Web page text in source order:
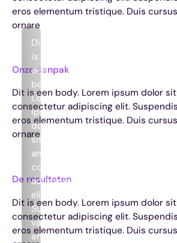
eros elementum tristique. Duis
ornare
Onze aanpak
Dit is een body. Lorem ipsum dolor
consectetur adipiscing elit.
eros elementum tristique. Duis
ornare
De resultaten
Dit is een body. Lorem ipsum dolor
consectetur adipiscing elit.
eros elementum tristique. Duis
Dit
is
een
body.
Lorem
ipsum
dolor
sit
amet,
consectetur
adipiscing
elit.
Suspendisse
varius
enim